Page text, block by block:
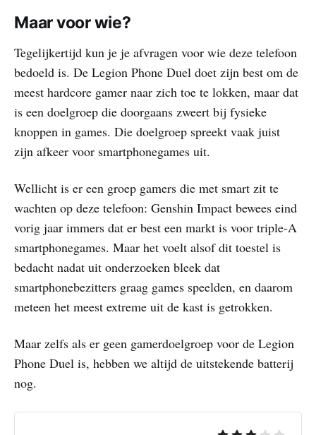
Maar voor wie?
Tegelijkertijd kun je je afvragen voor wie deze telefoon
bedoeld is. De Legion Phone Duel doet zijn best om de
meest hardcore gamer naar zich toe te lokken, maar dat
is een doelgroep die doorgaans zweert bij fysieke
knoppen in games. Die doelgroep spreekt vaak juist
zijn afkeer voor smartphonegames uit.
Wellicht is er een groep gamers die met smart zit te
wachten op deze telefoon: Genshin Impact bewees eind
vorig jaar immers dat er best een markt is voor triple-A
smartphonegames. Maar het voelt alsof dit toestel is
bedacht nadat uit onderzoeken bleek dat
smartphonebezitters graag games speelden, en daarom
meteen het meest extreme uit de kast is getrokken.
Maar zelfs als er geen gamerdoelgroep voor de Legion
Phone Duel is, hebben we altijd de uitstekende batterij
nog.